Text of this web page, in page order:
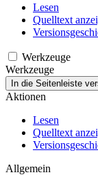
Lesen
Quelltext
Werkzeuge
Werkzeuge
In die Seitenleiste
Aktionen
Lesen
Quelltext
Allgemein